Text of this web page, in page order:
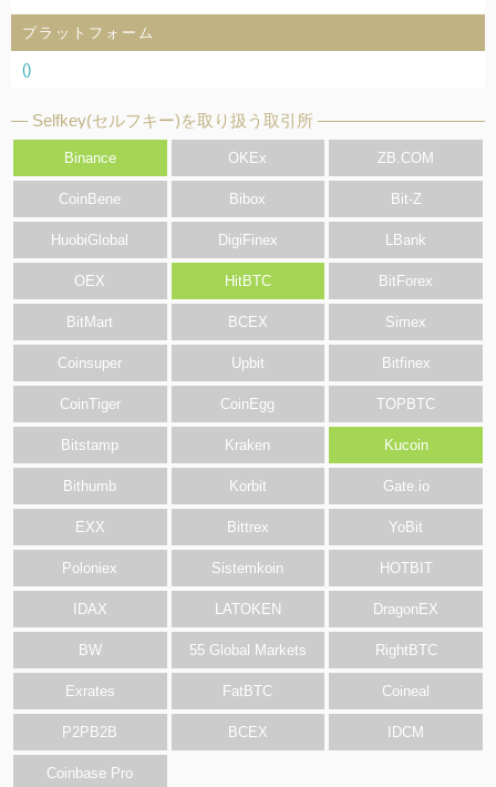
プラットフォーム
()
Selfkey(セルフキー)を取り扱う取引所
Binance OKEx ZB.COM
CoinBene Bibox Bit-Z
HuobiGlobal DigiFinex LBank
OEX HitBTC BitForex
BitMart BCEX Simex
Coinsuper Upbit Bitfinex
CoinTiger CoinEgg TOPBTC
Bitstamp Kraken Kucoin
Bithumb Korbit Gate.io
EXX Bittrex YoBit
Poloniex Sistemkoin HOTBIT
IDAX LATOKEN DragonEX
BW 55 Global Markets RightBTC
Exrates FatBTC Coineal
P2PB2B BCEX IDCM
Coinbase Pro